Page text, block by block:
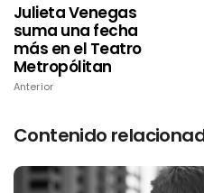
Julieta Venegas
suma una fecha
más en el Teatro
Metropólitan
Anterior
Contenido